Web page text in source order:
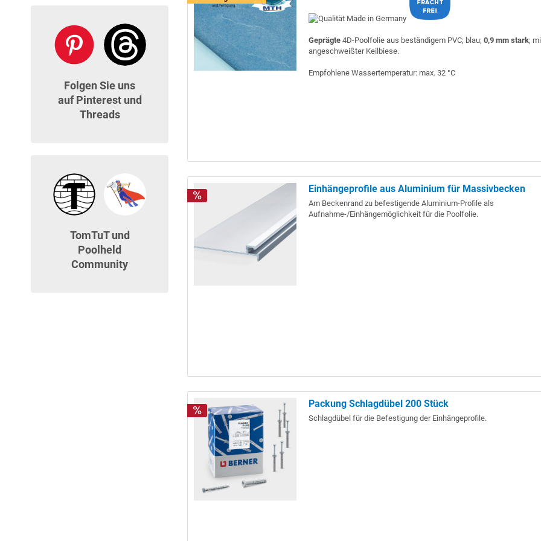
Folgen Sie uns
auf Pinterest und
Threads
TomTuT und
Poolheld
Community
Geprägte 4D-Poolfolie aus beständigem PVC; blau;0,9 mm stark;
angeschweißter Keilbiese.
Empfohlene Wassertemperatur: max. 32 °C
Einhängeprofile aus Aluminium für Massivbecken
Am Beckenrand zu befestigende Aluminium-Profile als
Aufnahme-/Einhängemöglichkeit für die Poolfolie.
Packung Schlagdübel 200 Stück
Schlagdübel für die Befestigung der Einhängeprofile.